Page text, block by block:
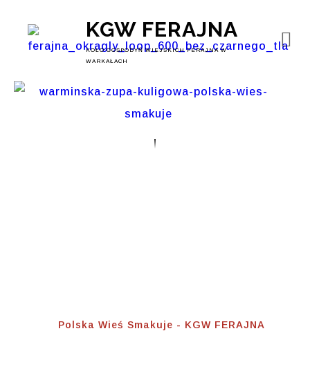
KGW FERAJNA
KOŁO GOSPODYŃ WIEJSKICH FERAJNA W
WARKAŁACH
Polska Wieś Smakuje - KGW FERAJNA